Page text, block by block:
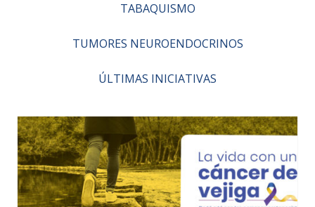
TABAQUISMO
TUMORES NEUROENDOCRINOS
ÚLTIMAS INICIATIVAS